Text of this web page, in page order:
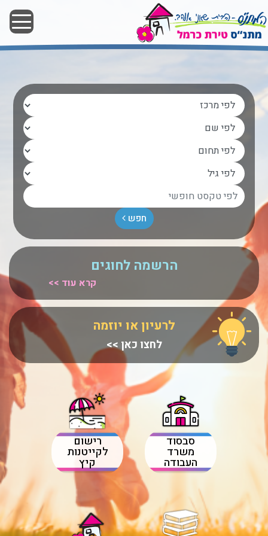
מתנ"ס טירת כרמל
חפש
הרשמה לחוגים
קרא עוד >>
לרעיון או יוזמה
לחצו כאן >>
שירותים בקליק
סבסוד
משרד
העבודה
רישום
לקייטנות
קיץ